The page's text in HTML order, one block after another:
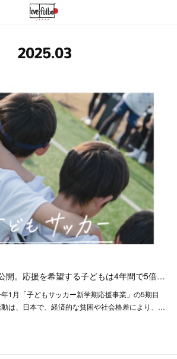
2025.03
開。応援を希望する子どもは4年間で5倍…
1月「子どもサッカー新学期応援事業」の5期目
は、日本で、経済的な貧困や社会格差により、…